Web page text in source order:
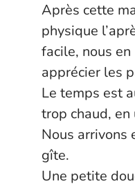
Après cette
physique
facile, nous
apprécier les
Le temps est
trop chaud, en
Nous arrivons
gîte.
Une petite